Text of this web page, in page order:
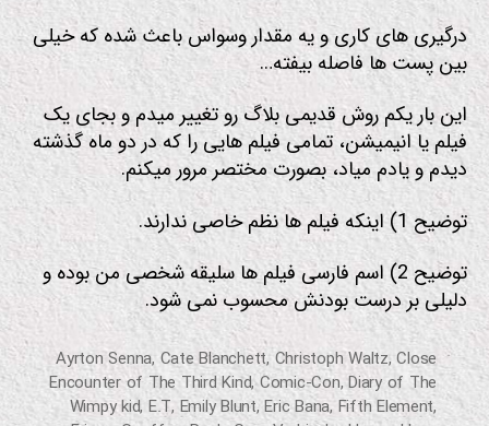
درگیری های کاری و یه مقدار وسواس باعث شده که خیلی
بین پست ها فاصله بیفته…
این بار یکم روش قدیمی بلاگ رو تغییر میدم و بجای یک
فیلم یا انیمیشن، تمامی فیلم هایی را که در دو ماه گذشته
دیدم و یادم میاد، بصورت مختصر مرور میکنم.
توضیح 1) اینکه فیلم ها نظم خاصی ندارند.
توضیح 2) اسم فارسی فیلم ها سلیقه شخصی من بوده و
دلیلی بر درست بودنش محسوب نمی شود.
Ayrton Senna, Cate Blanchett, Christoph Waltz,Close
Encounter of The Third Kind,Comic-Con,Diary of The
Wimpy kid, E.T, Emily Blunt,Eric Bana, Fifth Element,